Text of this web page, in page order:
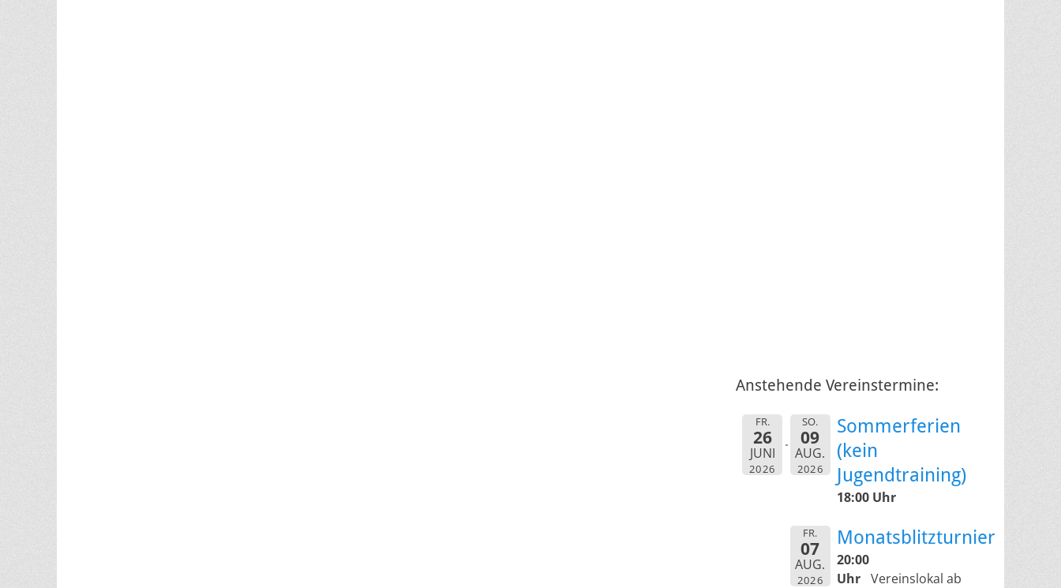
Anstehende Vereinstermine:
FR.
26
JUNI
2026
SO.
09
AUG.
2026
Sommerferien
(kein
Jugendtraining)
18:00 Uhr
FR.
07
AUG.
2026
Monatsblitzturnier
20:00
Uhr Vereinslokal ab